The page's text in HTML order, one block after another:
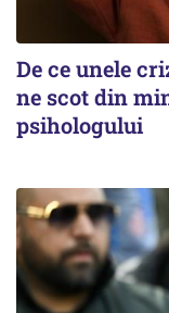
De ce unele
ne scot din
psihologului